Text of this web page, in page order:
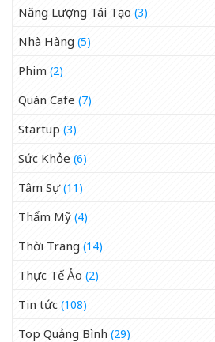
Năng Lượng Tái Tạo (3)
Nhà Hàng (5)
Phim (2)
Quán Cafe (7)
Startup (3)
Sức Khỏe (6)
Tâm Sự(11)
Thẩm Mỹ (4)
Thời Trang (14)
Thực Tế Ảo (2)
Tin tức (108)
Top Quảng Bình (29)